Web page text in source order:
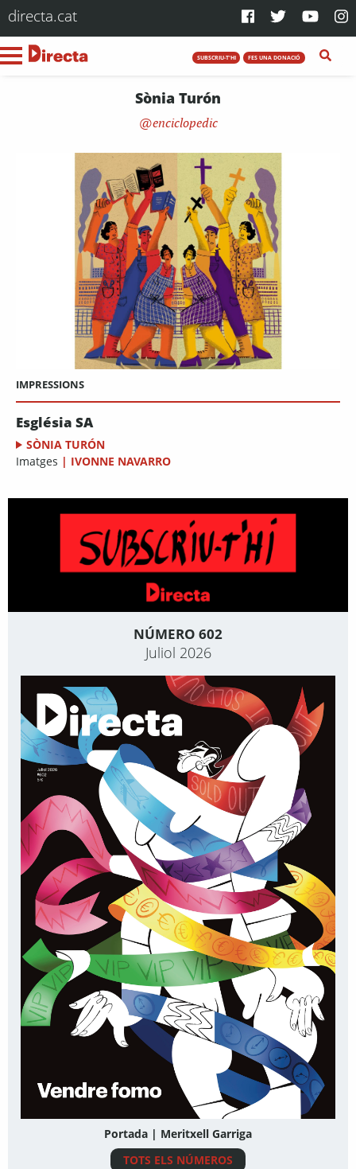
directa.cat
SUBSCRIU-T'HI FES UNA DONACIÓ
Sònia Turón
enciclopedic
IMPRESSIONS
Església SA
SÒNIA TURÓN
Imatges | IVONNE NAVARRO
NÚMERO 602
Juliol 2026
Portada | Meritxell Garriga
TOTS ELS NÚMEROS